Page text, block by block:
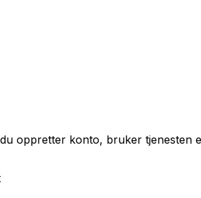
oppretter konto, bruker tjenesten